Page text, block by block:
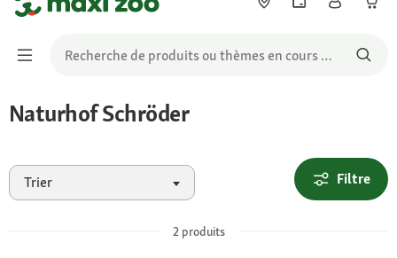
Naturhof Schröder
Trier Filtre
2produits